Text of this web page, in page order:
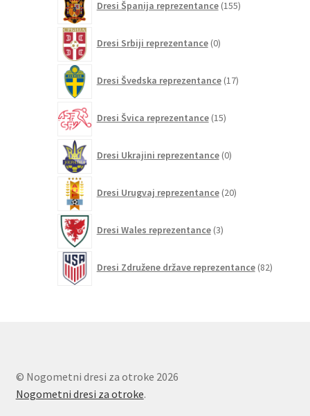
Dresi Španija reprezentance 155izdelkov
Dresi Srbiji reprezentance 0izdelkov
Dresi Švedska reprezentance 17izdelkov
Dresi Švica reprezentance 15izdelkov
Dresi Ukrajini reprezentance 0izdelkov
Dresi Urugvaj reprezentance 20izdelkov
Dresi Wales reprezentance 3izdelki
Dresi Združene države reprezentance 82izdelkov
© Nogometni dresi za otroke 2026
Nogometni dresi za otroke.